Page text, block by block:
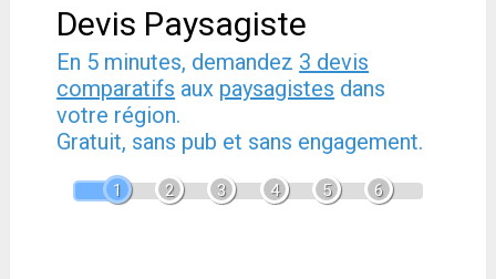
Devis Paysagiste
En 5 minutes, demandez 3 devis
comparatifs aux paysagistes dans
votre région.
Gratuit, sans pub et sans engagement.
1 2 3 4 5 6